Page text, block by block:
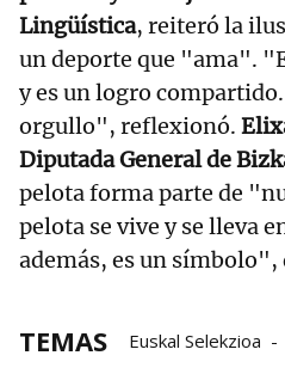
Lingüística, reiteró la
un deporte que "ama".
y es un logro
orgullo", reflexionó.
Diputada General de
pelota forma parte de
pelota se vive y se lleva
además, es un símbolo",
TEMAS Euskal Selekzioa